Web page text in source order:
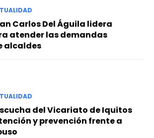
Carlos Del Águila lidera
atender las demandas
alcaldes
del Vicariato de Iquitos
y prevención frente a